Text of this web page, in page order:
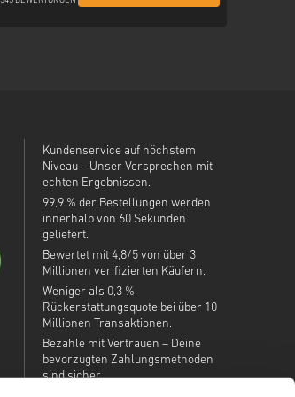
Kundenservice auf höchstem
Niveau – Unser Versprechen mit
echten Ergebnissen.
99,9 % der Bestellungen werden
innerhalb von 60 Sekunden
geliefert.
Bewertet mit 4,8/5 von über 3
Millionen verifizierten Käufern.
Weniger als 0,3 %
Rückerstattungsquote bei über 10
Millionen Transaktionen.
Bezahle mit Vertrauen – Deine
bevorzugten Zahlungsmethoden
sind sicher.